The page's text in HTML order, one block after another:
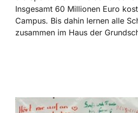
Insgesamt 60 Millionen Euro
Campus. Bis dahin lernen alle
zusammen im Haus der